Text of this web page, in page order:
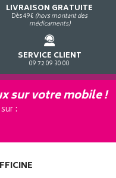
LIVRAISON GRATUITE
Dès 49€ (hors montant des
médicaments)
SERVICE CLIENT
09 72 09 30 00
sur votre mobile !
: